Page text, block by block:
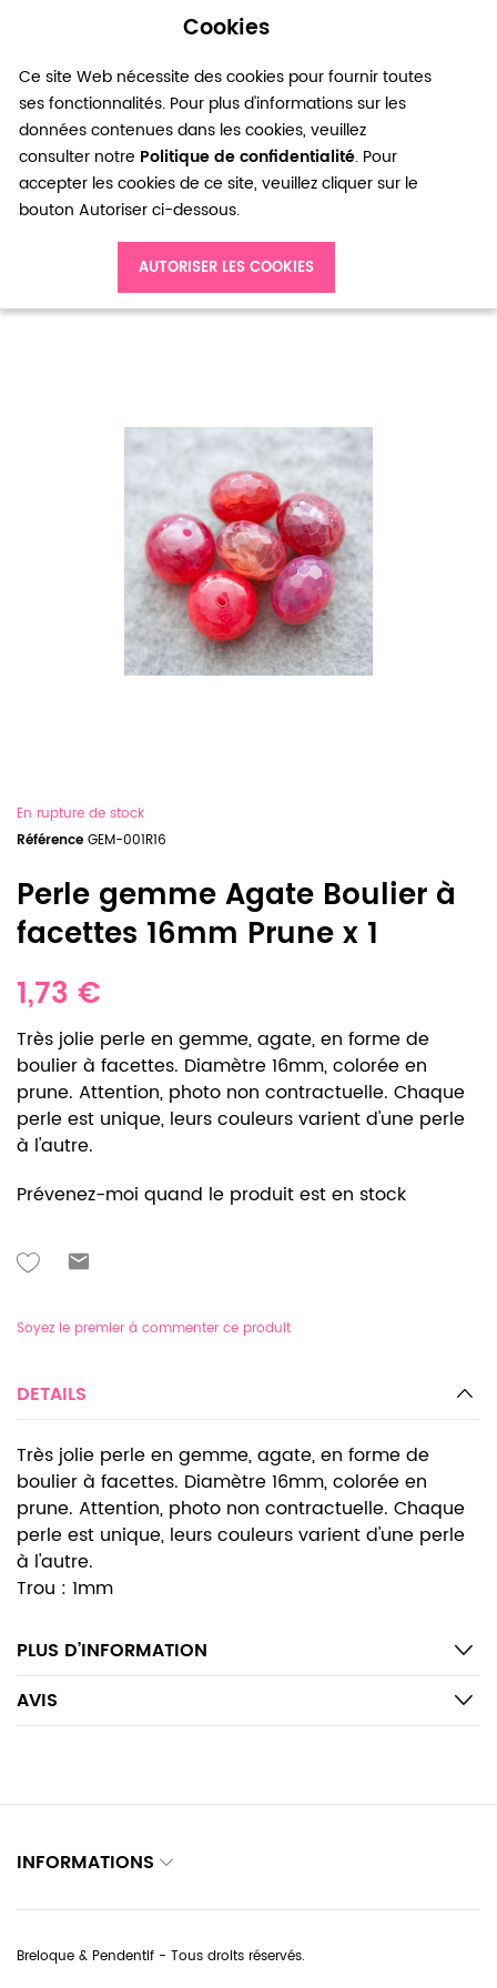
Cookies
Ce site Web nécessite des cookies pour fournir toutes
ses fonctionnalités. Pour plus d'informations sur les
données contenues dans les cookies, veuillez
consulter notre Politique de confidentialité. Pour
accepter les cookies de ce site, veuillez cliquer sur le
bouton Autoriser ci-dessous.
AUTORISER LES COOKIES
0
Perle gemme Agate Boulier à facettes 16mm Prune x 1
En rupture de stock
Référence GEM-001R16
Perle gemme Agate Boulier à
facettes 16mm Prune x 1
1,73 €
Très jolie perle en gemme, agate, en forme de
boulier à facettes. Diamètre 16mm, colorée en
prune. Attention, photo non contractuelle. Chaque
perle est unique, leurs couleurs varient d'une perle
à l'autre.
Prévenez-moi quand le produit est en stock
Soyez le premier à commenter ce produit
DETAILS
Très jolie perle en gemme, agate, en forme de
boulier à facettes. Diamètre 16mm, colorée en
prune. Attention, photo non contractuelle. Chaque
perle est unique, leurs couleurs varient d'une perle
à l'autre.
Trou : 1mm
PLUS D’INFORMATION
AVIS
INFORMATIONS
Breloque & Pendentif - Tous droits réservés.